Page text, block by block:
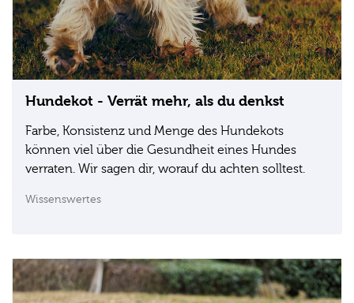
Hundekot - Verrät mehr, als du denkst
Farbe, Konsistenz und Menge des Hundekots
können viel über die Gesundheit eines Hundes
verraten. Wir sagen dir, worauf du achten solltest.
Wissenswertes